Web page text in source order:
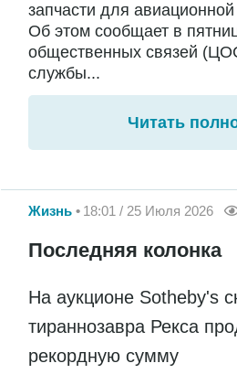
запчасти для
Об этом сообщает в
общественных связей
службы...
Читать
Жизнь 18:01 / 25 Июля 2026
Последняя колонка
На аукционе Sotheby's
тираннозавра Рекса
рекордную сумму